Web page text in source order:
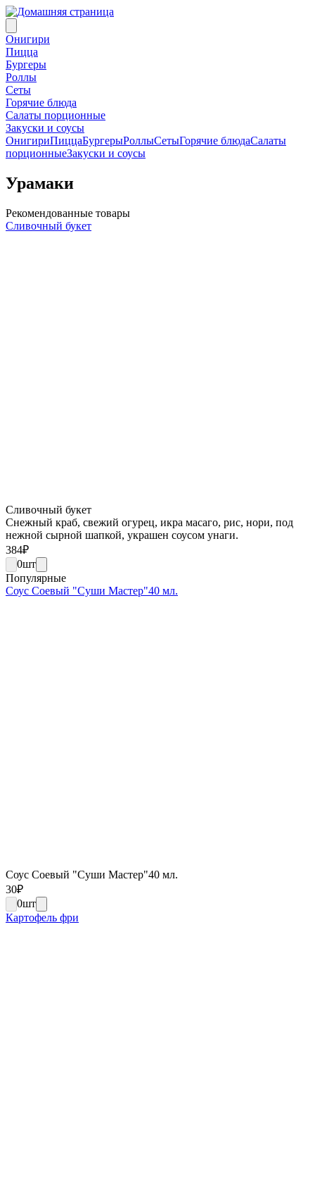
Онигири
Пицца
Бургеры
Роллы
Сеты
Горячие блюда
Салаты порционные
Закуски и соусы
ОнигириПиццаБургерыРоллыСетыГорячие блюдаСалаты
порционныеЗакуски и соусы
Урамаки
Рекомендованные товары
Сливочный букет
Сливочный букет
Снежный краб, свежий огурец, икра масаго, рис, нори, под
нежной сырной шапкой, украшен соусом унаги.
384₽
0шт
Популярные
Соус Соевый "Суши Мастер"40 мл.
Соус Соевый "Суши Мастер"40 мл.
30₽
0шт
Картофель фри